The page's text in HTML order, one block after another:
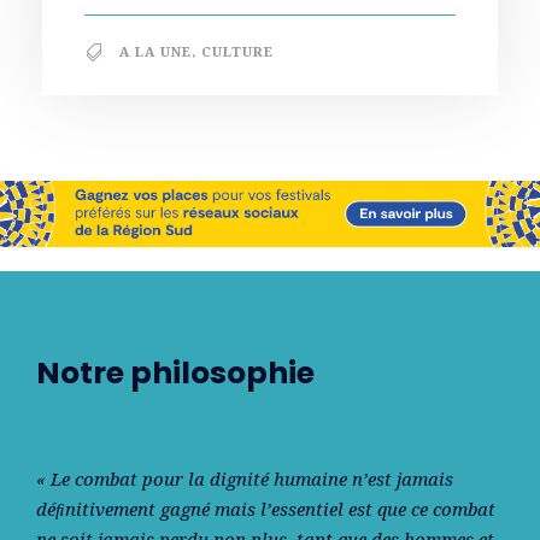
A LA UNE, CULTURE
Notre philosophie
« Le combat pour la dignité humaine n’est jamais
déﬁnitivement gagné mais l’essentiel est que ce combat